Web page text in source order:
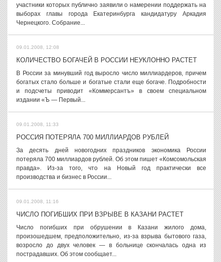
участники которых публично заявили о намерении поддержать на
выборах главы города Екатеринбурга кандидатуру Аркадия
Чернецкого. Собрание...
09.01.2008, 12:08
КОЛИЧЕСТВО БОГАЧЕЙ В РОССИИ НЕУКЛОННО РАСТЕТ
В России за минувший год выросло число миллиардеров, причем
богатых стало больше и богатые стали еще богаче. Подробности
и подсчеты приводит «Коммерсантъ» в своем специальном
издании «Ъ — Первый...
09.01.2008, 11:33
РОССИЯ ПОТЕРЯЛА 700 МИЛЛИАРДОВ РУБЛЕЙ
За десять дней новогодних праздников экономика России
потеряла 700 миллиардов рублей. Об этом пишет «Комсомольская
правда». Из-за того, что на Новый год практически все
производства и бизнес в России...
09.01.2008, 11:16
ЧИСЛО ПОГИБШИХ ПРИ ВЗРЫВЕ В КАЗАНИ РАСТЕТ
Число погибших при обрушении в Казани жилого дома,
произошедшем, предположительно, из-за взрыва бытового газа,
возросло до двух человек — в больнице скончалась одна из
пострадавших. Об этом сообщает...